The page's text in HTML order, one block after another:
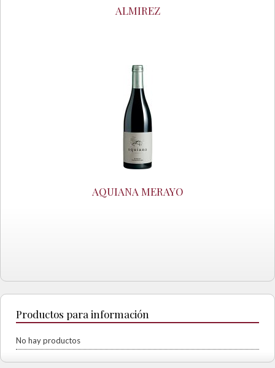
ALMIREZ
AQUIANA MERAYO
Productos para información
No hay productos